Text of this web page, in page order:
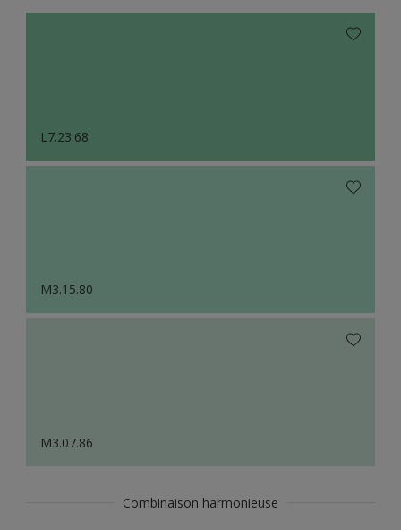
L7.23.68
M3.15.80
M3.07.86
Combinaison harmonieuse